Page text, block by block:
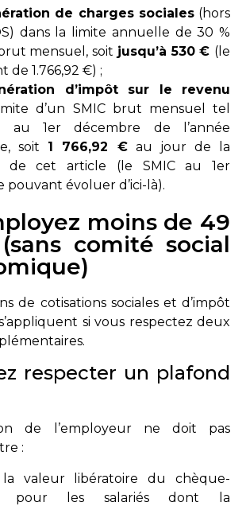
de charges sociales(hors
dans la limite annuelle de 30 %
mensuel, soit jusqu’à 530 € (le
de 1.766,92 €) ;
d’impôt sur le revenu
d’un SMIC brut mensuel tel
au 1er décembre de l’année
soit 1 766,92 €au jour de la
de cet article (le SMIC au 1er
pouvant évoluer d’ici-là).
moins de 49
comité social
de cotisations sociales et d’impôt
si vous respectez deux
respecter un plafond
de l’employeur ne doit pas
:
valeur libératoire du chèque-
pour les salariés dont la